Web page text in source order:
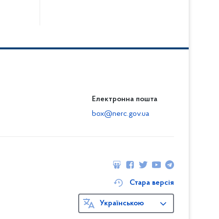
Електронна пошта
box@nerc.gov.ua
Стара версія
Українською